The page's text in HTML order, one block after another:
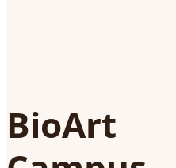
BioArt